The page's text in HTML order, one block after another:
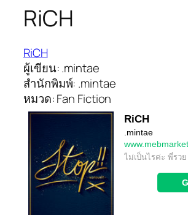
RiCH
RiCH
ผู้เขียน: .mintae
สำนักพิมพ์: .mintae
หมวด: Fan Fiction